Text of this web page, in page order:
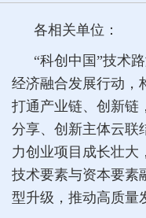
各相关单位：
“科创中国”技术
经济融合发展行动，
打通产业链、创新链
分享、创新主体云联
力创业项目成长壮大
技术要素与资本要素
型升级，推动高质量